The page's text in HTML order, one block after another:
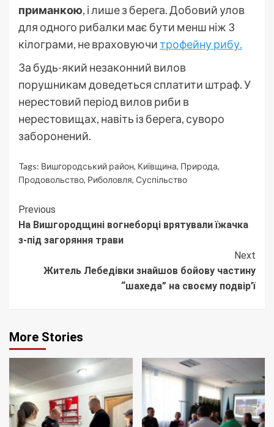
приманкою, і лише з берега. Добовий улов
для одного рибалки має бути менш ніж 3
кілограми, не враховуючитрофейну рибу.
За будь-який незаконний вилов
порушникам доведеться сплатити штраф. У
нерестовий період вилов риби в
нерестовищах, навіть із берега, суворо
заборонений.
Tags: Вишгородський район, Київщина, Природа,
Продовольство, Риболовля, Суспільство
Continue
Reading
Previous
На Вишгородщині вогнеборці врятували їжачка
з-під загоряння трави
Next
Житель Лебедівки знайшов бойову частину
“шахеда” на своєму подвір’ї
More Stories